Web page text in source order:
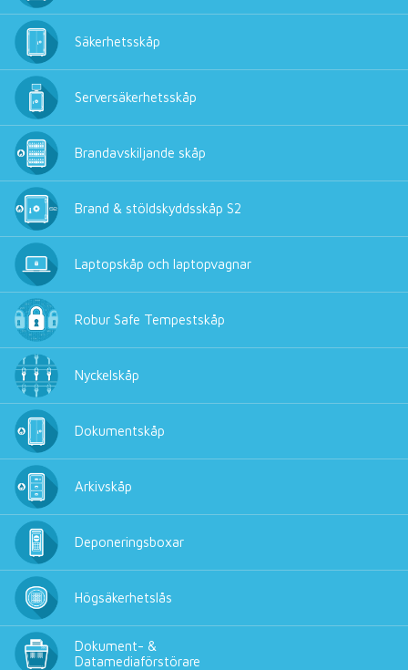
Säkerhetsskåp
Serversäkerhetsskåp
Brandavskiljande skåp
Brand & stöldskyddsskåp S2
Laptopskåp och laptopvagnar
Robur Safe Tempestskåp
Nyckelskåp
Dokumentskåp
Arkivskåp
Deponeringsboxar
Högsäkerhetslås
Dokument- &
Datamediaförstörare